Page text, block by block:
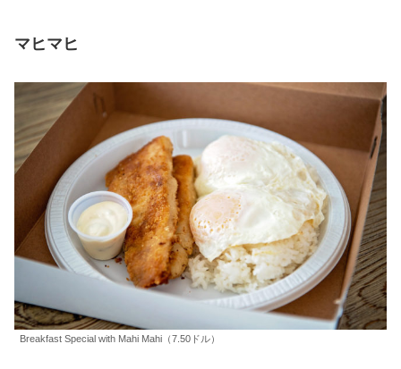
マヒマヒ
Breakfast Special with Mahi Mahi（7.50ドル）